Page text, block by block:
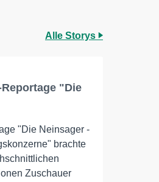
Alle Storys
"Die
"Die Neinsager -
brachte
Zuschauer